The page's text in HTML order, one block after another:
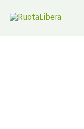
Home /Pagina